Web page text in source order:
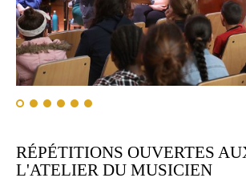
RÉPÉTITIONS OUVERTES
L'ATELIER DU MUSICIEN